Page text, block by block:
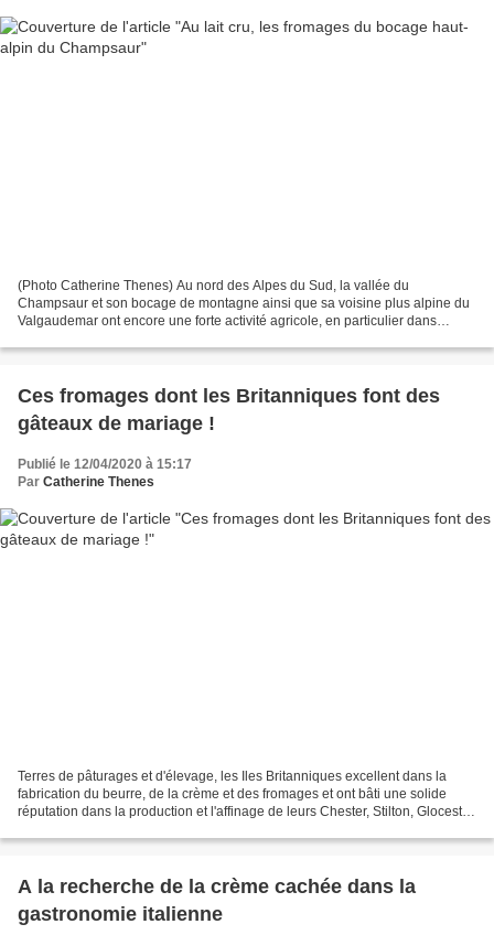
(Photo Catherine Thenes) Au nord des Alpes du Sud, la vallée du
Champsaur et son bocage de montagne ainsi que sa voisine plus alpine du
Valgaudemar ont encore une forte activité agricole, en particulier dans
Ces fromages dont les Britanniques font des
gâteaux de mariage !
Publié le 12/04/2020 à 15:17
Par Catherine Thenes
Terres de pâturages et d'élevage, les Iles Britanniques excellent dans la
fabrication du beurre, de la crème et des fromages et ont bâti une solide
réputation dans la production et l'affinage de leurs Chester, Stilton, Glocester
A la recherche de la crème cachée dans la
gastronomie italienne